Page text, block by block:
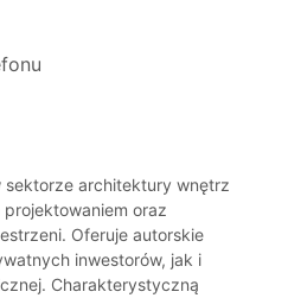
sektorze architektury wnętrz
oraz
Oferuje autorskie
inwestorów, jak i
Charakterystyczną